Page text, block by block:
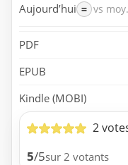
Aujourd’hui = vs
PDF
EPUB
Kindle (MOBI)
2
5/5sur 2 votants